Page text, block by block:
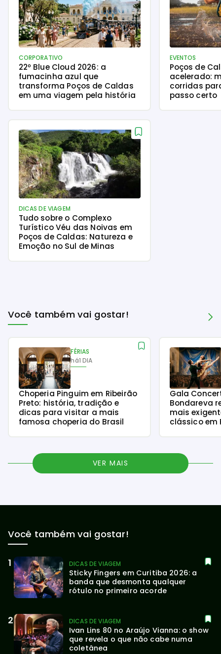
CORPORATIVO
22º Blue Cloud 2026: a
fumacinha azul que
transforma Poços de Caldas
em uma viagem pela história
EVENTOS
Poços de
acelerado:
corridas
passo certo
DICAS DE VIAGEM
Tudo sobre o Complexo
Turístico Véu das Noivas em
Poços de Caldas: Natureza e
Emoção no Sul de Minas
Você também vai gostar!
FÉRIAS
há1 DIA
Choperia Pinguim em Ribeirão
Preto: história, tradição e
dicas para visitar a mais
famosa choperia do Brasil
Gala
Bondareva
mais
clássico em
VER MAIS
Você também vai gostar!
DICAS DE VIAGEM
Sticky Fingers em Curitiba 2026: a
banda que desmonta qualquer
rótulo no primeiro acorde
DICAS DE VIAGEM
Ivan Lins 80 no Araújo Vianna: o show
que revela o que não cabe numa
coletânea